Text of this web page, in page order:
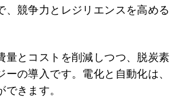
競争力とレジリエンスを高める
量とコストを削減しつつ、脱炭素
の導入です。電化と自動化は、
きます。